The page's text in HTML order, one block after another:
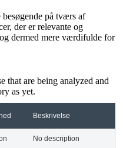
på tværs af
der er relevante og
dermed mere værdifulde for
that are being analyzed and
as yet.
Beskrivelse
No description